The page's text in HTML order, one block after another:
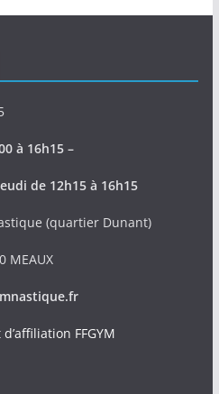
à 16h15 –
de 12h15 à 16h15
(quartier Dunant)
MEAUX
FFGYM